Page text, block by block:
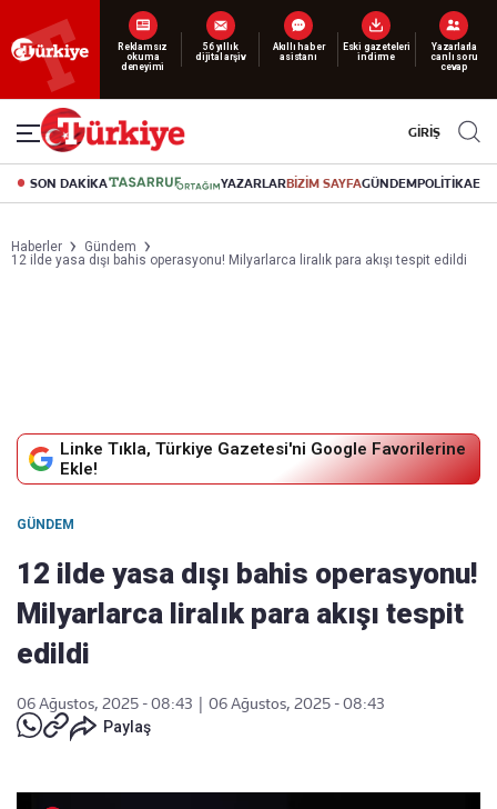
Yeni nesil dijital
abonelik 19 TL’den başlayan fiyatlarla.
GİRİŞ
SON DAKİKA YAZARLARBİZİM SAYFAGÜNDEMPOLİTİKA
Haberler
Gündem
12 ilde yasa dışı bahis operasyonu! Milyarlarca liralık para akışı tespit edildi
Linke Tıkla, Türkiye Gazetesi'ni Google Favorilerine
Ekle!
GÜNDEM
12 ilde yasa dışı bahis operasyonu!
Milyarlarca liralık para akışı tespit
edildi
06 Ağustos, 2025 - 08:43
06 Ağustos, 2025 - 08:43
Paylaş